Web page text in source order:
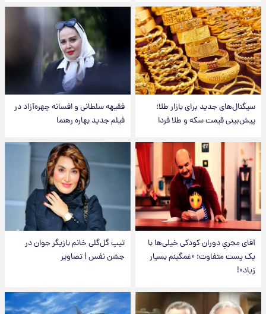
سیگنال‌های جدید برای بازار طلا؛
پیش‌بینی قیمت سکه و طلا فردا
فقیهه سلطانی و افسانه چهره‌آزاد در
فیلم جدید بهاره رهنما
آقای مجریِ دوران کودکی خیلی‌ها با
یک پست متفاوت؛ «غمگینم بسیار
زیاد»!
تیپ گل‌گلی خانم بازیگر جوان در
جشن نفس | تصاویر